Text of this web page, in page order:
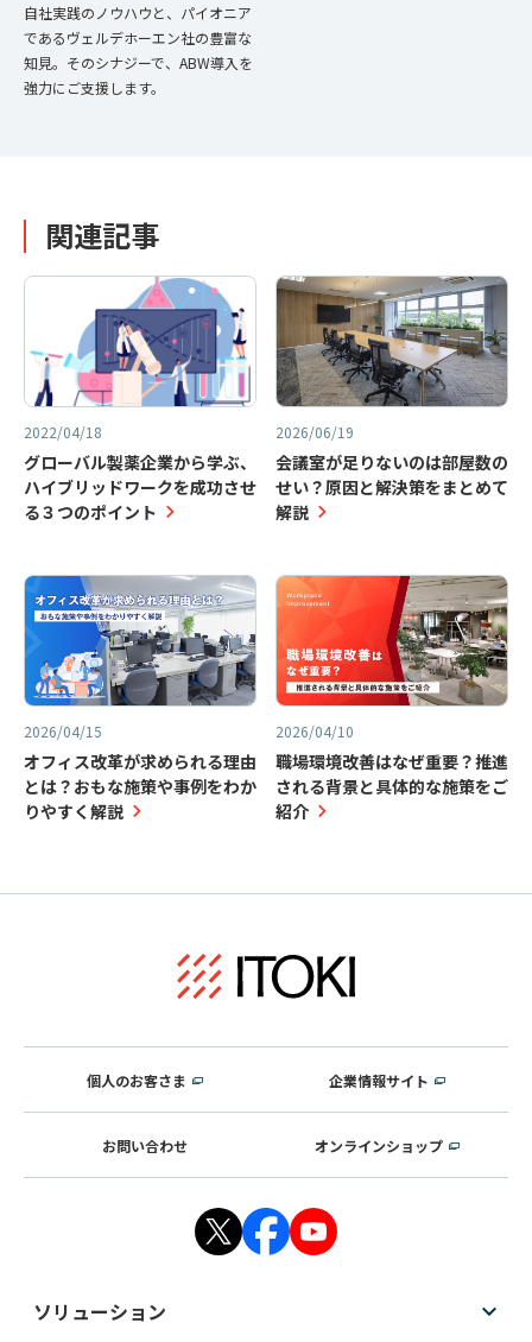
自社実践のノウハウと、パイオニア
であるヴェルデホーエン社の豊富な
知見。そのシナジーで、ABW導入を
強力にご支援します。
関連記事
2022/04/18
グローバル製薬企業から学ぶ、
ハイブリッドワークを成功させ
る３つのポイント
2026/06/19
会議室が足りないのは部屋数の
せい？原因と解決策をまとめて
解説
2026/04/15
オフィス改革が求められる理由
とは？おもな施策や事例をわか
りやすく解説
2026/04/10
職場環境改善はなぜ重要？推進
される背景と具体的な施策をご
紹介
個人のお客さま 企業情報サイト
お問い合わせ オンラインショップ
ソリューション